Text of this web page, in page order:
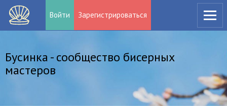
Войти Зарегистрироваться
Бусинка - сообщество бисерных
мастеров